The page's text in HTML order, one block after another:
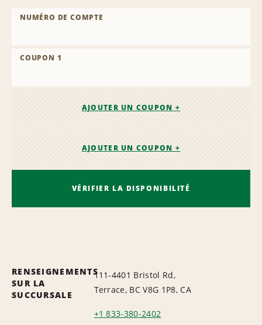
NUMÉRO DE COMPTE
COUPON 1
AJOUTER UN COUPON +
AJOUTER UN COUPON +
VÉRIFIER LA DISPONIBILITÉ
RENSEIGNEMENTS
SUR LA
SUCCURSALE
111-4401 Bristol Rd,
Terrace, BC V8G 1P8, CA
+1 833-380-2402